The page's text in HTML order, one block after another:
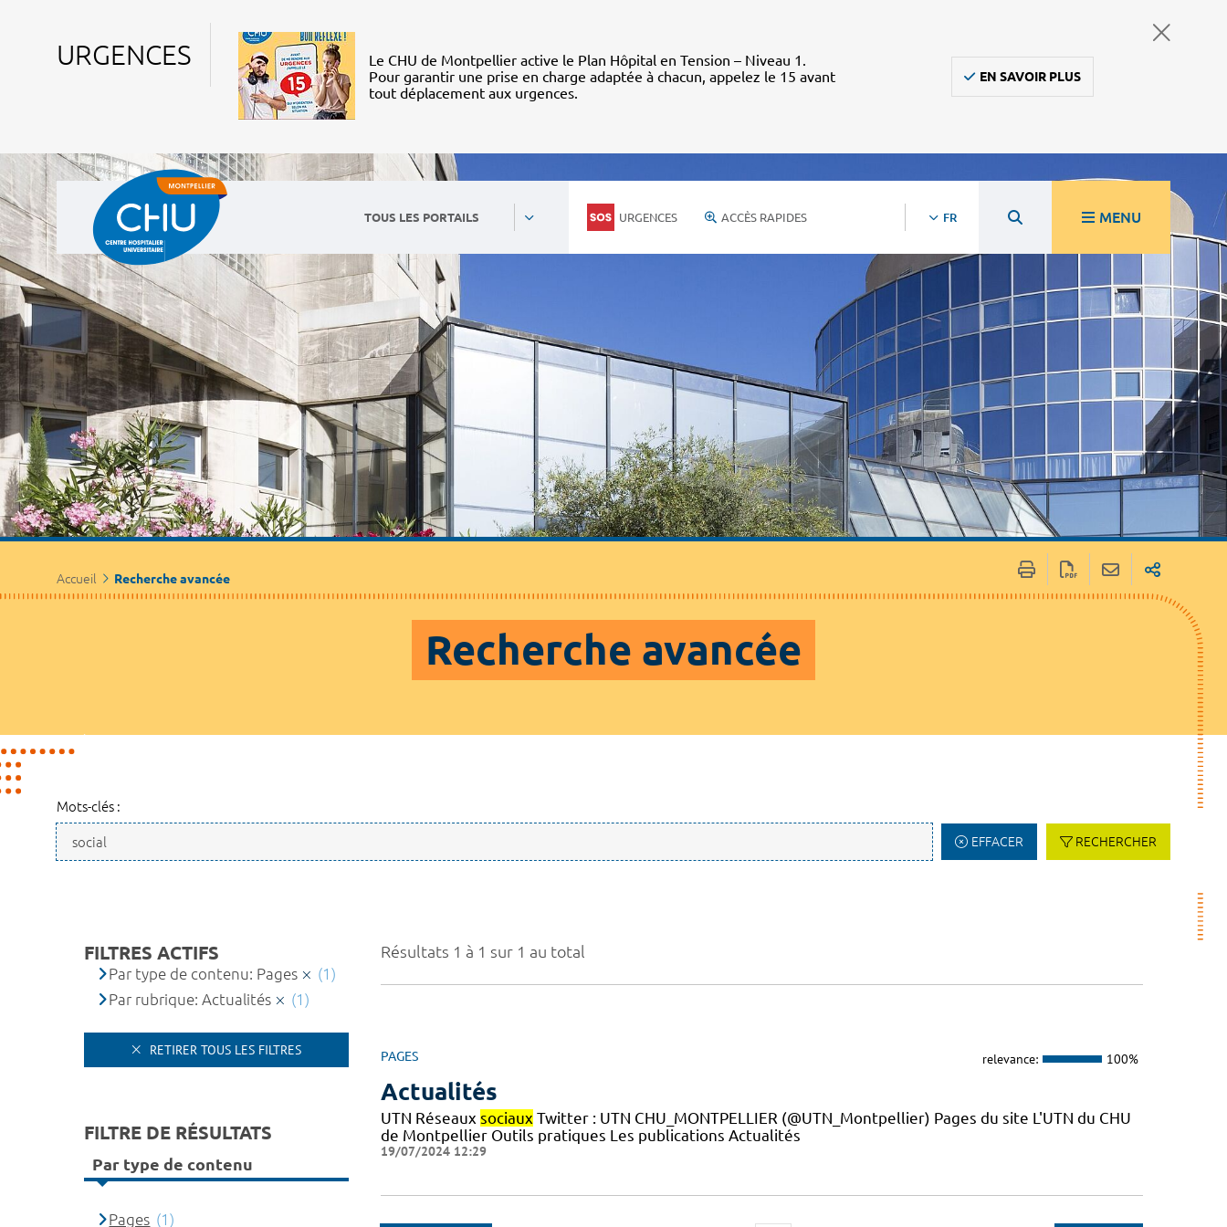
URGENCES
Le CHU de Montpellier active le Plan Hôpital en Tension – Niveau 1.
Pour garantir une prise en charge adaptée à chacun, appelez le 15 avant
tout déplacement aux urgences.
EN SAVOIR PLUS
TOUS LES PORTAILS URGENCES ACCÈS RAPIDES FR MENU
Accueil Recherche avancée
Recherche avancée
Mots-clés :
EFFACER RECHERCHER
Résultats 1 à 1 sur 1 au total
PAGES relevance: 100%
Actualités
UTN Réseaux sociaux Twitter : UTN CHU_MONTPELLIER (@UTN_Montpellier) Pages du site L'UTN du CHU
de Montpellier Outils pratiques Les publications Actualités
19/07/2024 12:29
FILTRES ACTIFS
Par type de contenu: Pages
(1)
Par rubrique: Actualités
(1)
RETIRER TOUS LES FILTRES
FILTRE DE RÉSULTATS
Par type de contenu
Pages (1)